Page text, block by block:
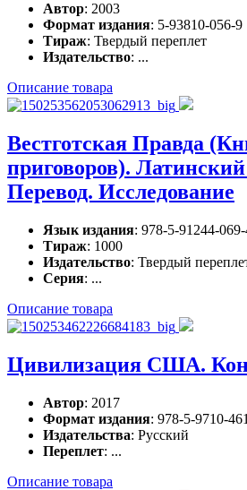
Автор: 2003
Формат издания: 5-93810-056-9
Тираж: Твердый переплет
Издательство: ...
Описание товара
Вестготская Правда
приговоров). Латинский
Перевод. Исследование
Язык издания: 978-5-91244-
Тираж: 1000
Издательство: Твердый
Серия: ...
Описание товара
Цивилизация США.
Автор: 2017
Формат издания: 978-5-9710-
Издательства: Русский
Переплет: ...
Описание товара